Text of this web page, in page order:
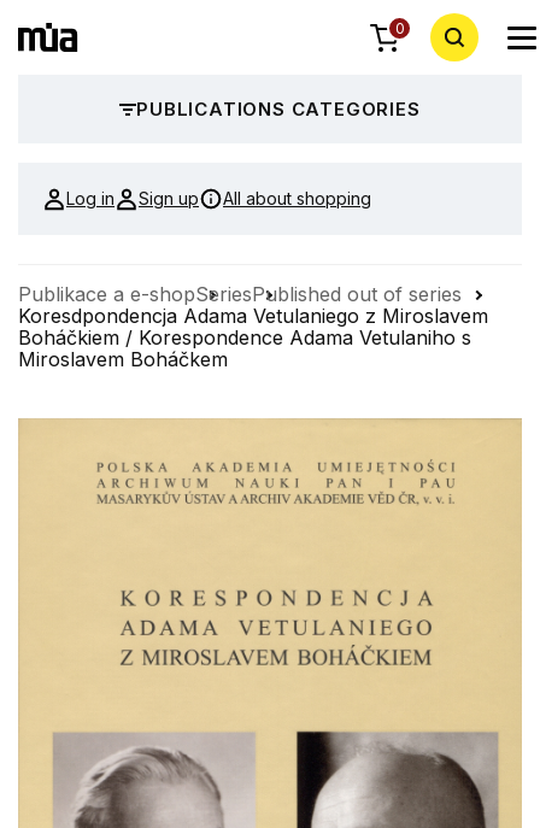
0
PUBLICATIONS CATEGORIES
Log in Sign up All about shopping
Publikace a e-shopSeriesPublished out of series
Koresdpondencja Adama Vetulaniego z Miroslavem
Boháčkiem / Korespondence Adama Vetulaniho s
Miroslavem Boháčkem